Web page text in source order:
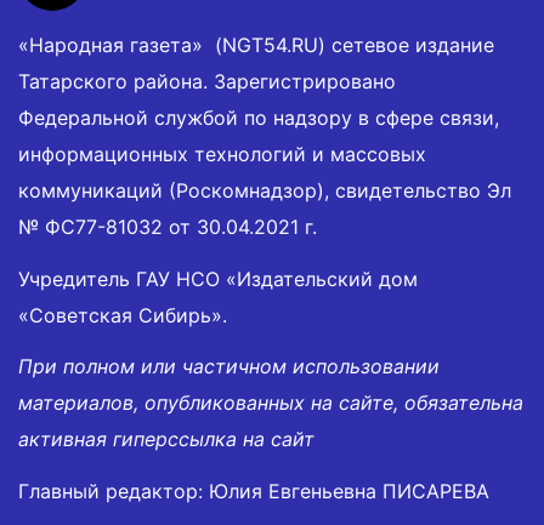
«Народная газета» (NGT54.RU) сетевое издание
Татарского района. Зарегистрировано
Федеральной службой по надзору в сфере связи,
информационных технологий и массовых
коммуникаций (Роскомнадзор), свидетельство Эл
№ ФС77-81032 от 30.04.2021 г.
Учредитель ГАУ НСО «Издательский дом
«Советская Сибирь».
При полном или частичном использовании
материалов, опубликованных на сайте, обязательна
активная гиперссылка на сайт
Главный редактор: Юлия Евгеньевна ПИСАРЕВА